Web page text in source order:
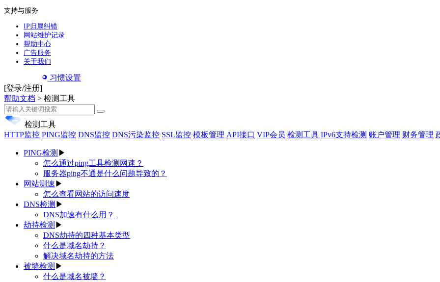
支持与服务
IP归属纠错
网站维护记录
帮助中心
广告服务
关于我们
习惯设置
[登录/注册]
帮助文档 > 检测工具
检测工具
HTTP监控 PING监控 DNS监控 DNS污染监控 SSL监控 模板管理 API接口 VIP会员 检测工具 IPv6支持检测 账户管理 财务管理
PING检测 ▶
怎么通过ping工具检测网速？
服务器ping不通是什么问题导致的？
网站测速 ▶
怎么查看网站的访问速度
DNS检测 ▶
DNS加速有什么用？
劫持检测 ▶
DNS劫持的四种基本类型
什么是域名劫持？
解决域名劫持的方法
被墙检测 ▶
什么是域名被墙？